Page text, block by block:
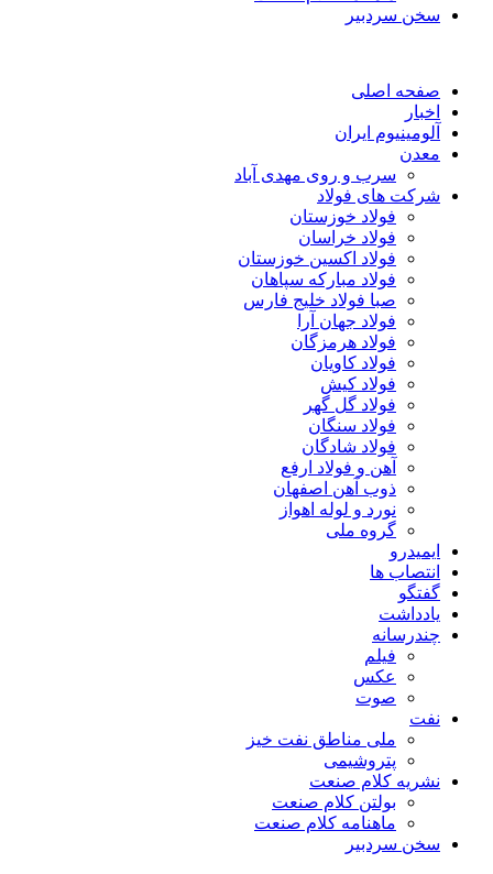
سخن سردبیر
صفحه اصلی
اخبار
آلومینیوم ایران
معدن
سرب و روی مهدی آباد
شرکت های فولاد
فولاد خوزستان
فولاد خراسان
فولاد اکسین خوزستان
فولاد مبارکه سپاهان
صبا فولاد خلیج فارس
فولاد جهان آرا
فولاد هرمزگان
فولاد کاویان
فولاد کیش
فولاد گل گهر
فولاد سنگان
فولاد شادگان
آهن و فولاد ارفع
ذوب آهن اصفهان
نورد و لوله اهواز
گروه ملی
ایمیدرو
انتصاب ها
گفتگو
یادداشت
چندرسانه
فیلم
عکس
صوت
نفت
ملی مناطق نفت خیز
پتروشیمی
نشریه کلام صنعت
بولتن کلام صنعت
ماهنامه کلام صنعت
سخن سردبیر